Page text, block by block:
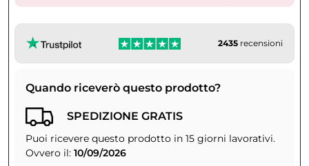
2435 recensioni
Quando riceverò questo prodotto?
SPEDIZIONE GRATIS
Puoi ricevere questo prodotto in 15 giorni lavorativi.
Ovvero il: 10/09/2026